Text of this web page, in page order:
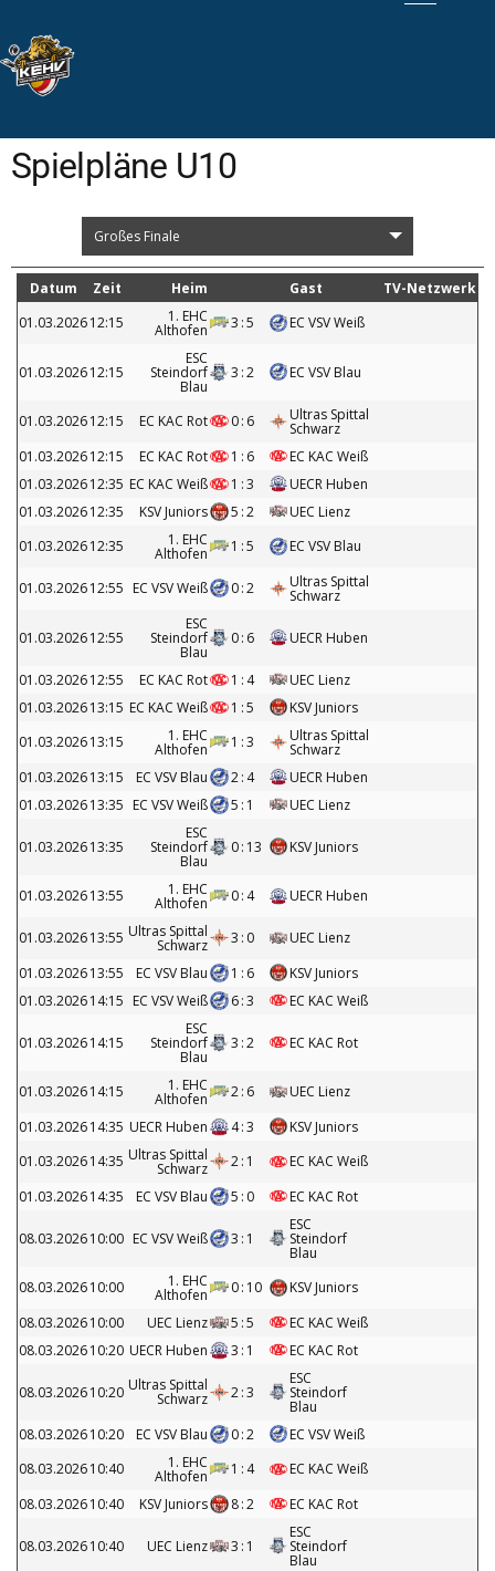
Spielpläne U10
Großes Finale
Datum Zeit Heim Gast
TV-Netzwerk
01.03.202612:15 1. EHC
Althofen 3 :5 EC VSV Weiß
01.03.202612:15
ESC
Steindorf
Blau
3 :2 EC VSV Blau
01.03.202612:15 EC KAC Rot 0: 6 Ultras Spittal
Schwarz
01.03.202612:15 EC KAC Rot 1 : 6
EC KAC Weiß
01.03.202612:35 EC KAC Weiß 1 :3
UECR Huben
01.03.202612:35 KSV Juniors 5 :2
UEC Lienz
01.03.202612:35 1. EHC
Althofen 1 :5 EC VSV Blau
01.03.202612:55 EC VSV Weiß 0:2 Ultras Spittal
Schwarz
01.03.202612:55
ESC
Steindorf
Blau
0: 6 UECR Huben
01.03.202612:55 EC KAC Rot 1 : 4
UEC Lienz
01.03.202613:15 EC KAC Weiß 1 :5
KSV Juniors
01.03.202613:15 1. EHC
Althofen 1 :3 Ultras Spittal
Schwarz
01.03.202613:15 EC VSV Blau 2: 4
UECR Huben
01.03.202613:35 EC VSV Weiß 5 : 1 UEC Lienz
01.03.202613:35
ESC
Steindorf
Blau
0: 13 KSV Juniors
01.03.202613:55 1. EHC
Althofen 0: 4 UECR Huben
01.03.202613:55 Ultras Spittal
Schwarz 3 : 0
UEC Lienz
01.03.202613:55 EC VSV Blau 1 : 6
KSV Juniors
01.03.202614:15 EC VSV Weiß 6:3 EC KAC Weiß
01.03.202614:15
ESC
Steindorf
Blau
3 :2 EC KAC Rot
01.03.202614:15 1. EHC
Althofen 2: 6
UEC Lienz
01.03.202614:35 UECR Huben 4:3
KSV Juniors
01.03.202614:35 Ultras Spittal
Schwarz 2: 1
EC KAC Weiß
01.03.202614:35 EC VSV Blau 5 : 0 EC KAC Rot
08.03.202610:00 EC VSV Weiß 3 : 1
ESC
Steindorf
Blau
08.03.202610:00 1. EHC
Althofen 0: 10
KSV Juniors
08.03.202610:00 UEC Lienz 5 :5
EC KAC Weiß
08.03.202610:20 UECR Huben 3 : 1 EC KAC Rot
08.03.202610:20 Ultras Spittal
Schwarz 2:3
ESC
Steindorf
Blau
08.03.202610:20 EC VSV Blau 0:2
EC VSV Weiß
08.03.202610:40 1. EHC
Althofen 1 : 4
EC KAC Weiß
08.03.202610:40 KSV Juniors 8:2 EC KAC Rot
08.03.202610:40 UEC Lienz 3 : 1
ESC
Steindorf
Blau